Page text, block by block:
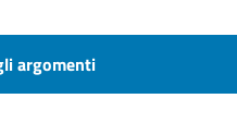
argomenti